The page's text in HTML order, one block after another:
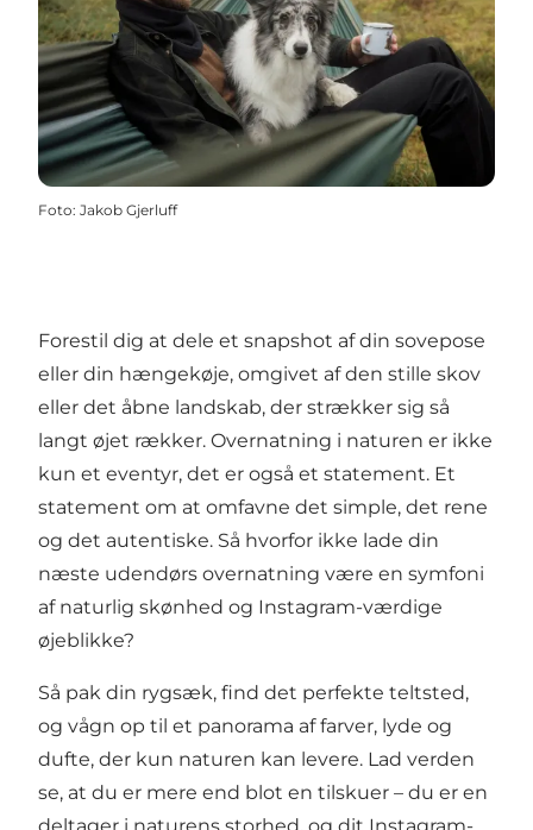
Foto: Jakob Gjerluff
Forestil dig at dele et snapshot af din sovepose
eller din hængekøje, omgivet af den stille skov
eller det åbne landskab, der strækker sig så
langt øjet rækker. Overnatning i naturen er ikke
kun et eventyr, det er også et statement. Et
statement om at omfavne det simple, det rene
og det autentiske. Så hvorfor ikke lade din
næste udendørs overnatning være en symfoni
af naturlig skønhed og Instagram-værdige
øjeblikke?
Så pak din rygsæk, find det perfekte teltsted,
og vågn op til et panorama af farver, lyde og
dufte, der kun naturen kan levere. Lad verden
se, at du er mere end blot en tilskuer – du er en